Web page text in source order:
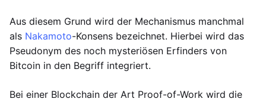
Aus diesem Grund wird der Mechanismus manchmal
als Nakamoto-Konsens bezeichnet. Hierbei wird das
Pseudonym des noch mysteriösen Erfinders von
Bitcoin in den Begriff integriert.
Bei einer Blockchain der Art Proof-of-Work wird die